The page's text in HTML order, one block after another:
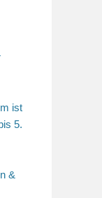
ist
5.
&